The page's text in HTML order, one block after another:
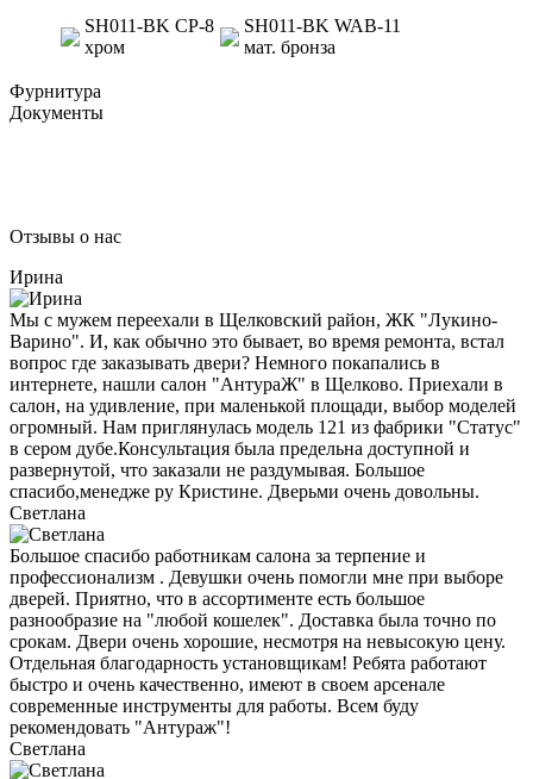
SH011-BK СP-8
хром
SH011-BK WAB-11
мат. бронза
Фурнитура
Документы
Отзывы о нас
Ирина
Мы с мужем переехали в Щелковский район, ЖК "Лукино-
Варино". И, как обычно это бывает, во время ремонта, встал
вопрос где заказывать двери? Немного покапались в
интернете, нашли салон "АнтураЖ" в Щелково. Приехали в
салон, на удивление, при маленькой площади, выбор моделей
огромный. Нам приглянулась модель 121 из фабрики "Статус"
в сером дубе.Консультация была предельна доступной и
развернутой, что заказали не раздумывая. Большое
спасибо,менедже ру Кристине. Дверьми очень довольны.
Светлана
Большое спасибо работникам салона за терпение и
профессионализм . Девушки очень помогли мне при выборе
дверей. Приятно, что в ассортименте есть большое
разнообразие на "любой кошелек". Доставка была точно по
срокам. Двери очень хорошие, несмотря на невысокую цену.
Отдельная благодарность установщикам! Ребята работают
быстро и очень качественно, имеют в своем арсенале
современные инструменты для работы. Всем буду
рекомендовать "Антураж"!
Светлана